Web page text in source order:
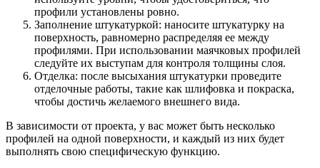
профили установлены ровно.
Заполнение штукатуркой: наносите штукатурку на
поверхность, равномерно распределяя ее между
профилями. При использовании маячковых профилей
следуйте их выступам для контроля толщины слоя.
Отделка: после высыхания штукатурки проведите
отделочные работы, такие как шлифовка и покраска,
чтобы достичь желаемого внешнего вида.
В зависимости от проекта, у вас может быть несколько
профилей на одной поверхности, и каждый из них будет
выполнять свою специфическую функцию.